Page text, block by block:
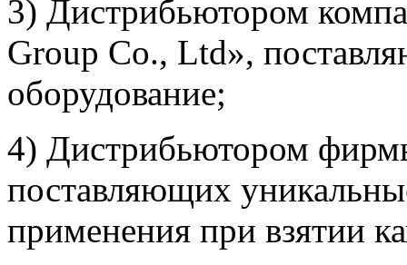
3) Дистрибьютором
Group Co., Ltd»,
оборудование;
4) Дистрибьютором
поставляющих
применения при взятии